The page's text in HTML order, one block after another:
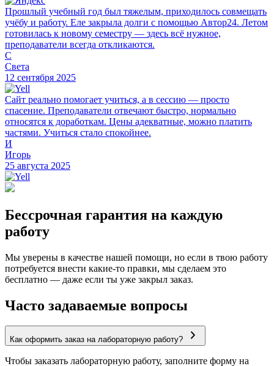
Прошлый учебный год был тяжелым, приходилось совмещать
учёбу и работу. Еле закрыла долги с помощью Автор24. Летом
готовилась к новому семестру — здесь всё нужное,
преподаватели всегда откликаются.
С
Света
12 сентября 2025
Сайт реально помогает учиться, а в сессию — просто
спасение. Преподаватели отвечают быстро, нормально
относятся к доработкам. Цены адекватные, можно платить
частями. Учиться стало спокойнее.
И
Игорь
25 августа 2025
Бессрочная гарантия на каждую
работу
Мы уверены в качестве нашей помощи, но если в твою работу
потребуется внести какие-то правки, мы сделаем это
бесплатно — даже если ты уже закрыл заказ.
Часто задаваемые вопросы
Как оформить заказ на лабораторную работу?
Чтобы заказать лабораторную работу, заполните форму на